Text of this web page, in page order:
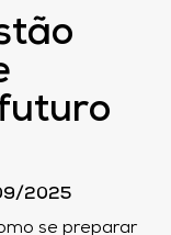
2025